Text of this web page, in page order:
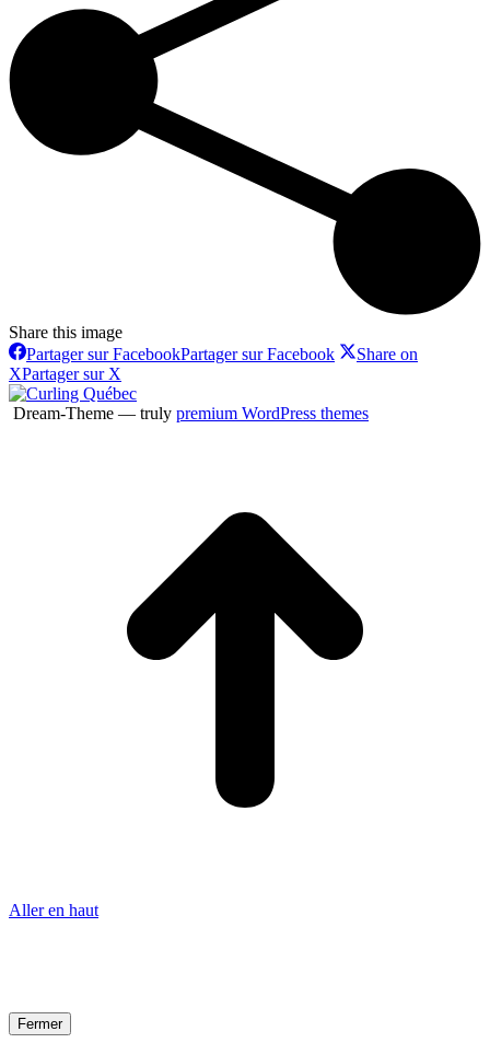
Share this image
Partager sur FacebookPartager sur Facebook
Share on
XPartager sur X
Dream-Theme — truly premium WordPress themes
Aller en haut
Fermer